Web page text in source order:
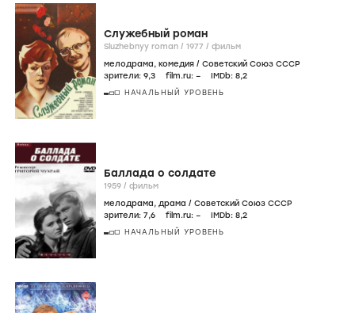
Служебный роман
Sluzhebnyy roman / 1977 / фильм
мелодрама, комедия / Советский Союз СССР
зрители: 9,3 film.ru: – IMDb: 8,2
НАЧАЛЬНЫЙ УРОВЕНЬ
Баллада о солдате
1959 / фильм
мелодрама, драма / Советский Союз СССР
зрители: 7,6 film.ru: – IMDb: 8,2
НАЧАЛЬНЫЙ УРОВЕНЬ